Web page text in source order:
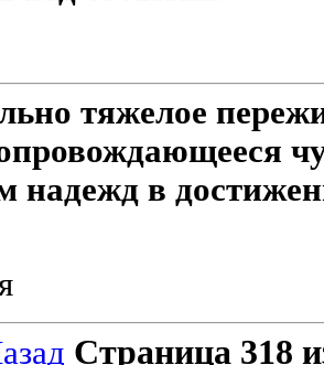
тяжелое
надежд в
Страница 318